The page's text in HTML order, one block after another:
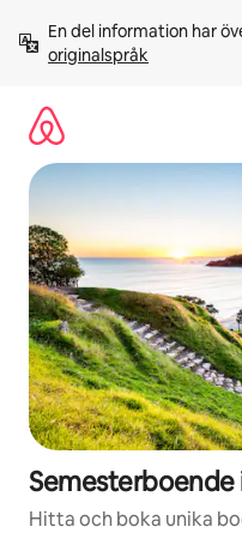
innehåll
En del information har
originalspråk
Semesterboende
Hitta och boka unika